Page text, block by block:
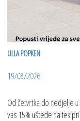
ULLA POPKEN
19/03/2026
Od četvrtka do nedjelje
vas 15% uštede na tek